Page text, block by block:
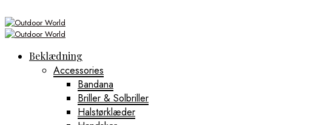
Beklædning
Accessories
Bandana
Briller & Solbriller
Halstørklæder